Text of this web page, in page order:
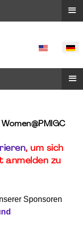
SPRACHE
≡
, um sich
anmelden zu
Sponsoren
≡